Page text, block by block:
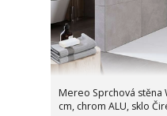
Mereo Sprchová stěna
cm, chrom ALU, sklo